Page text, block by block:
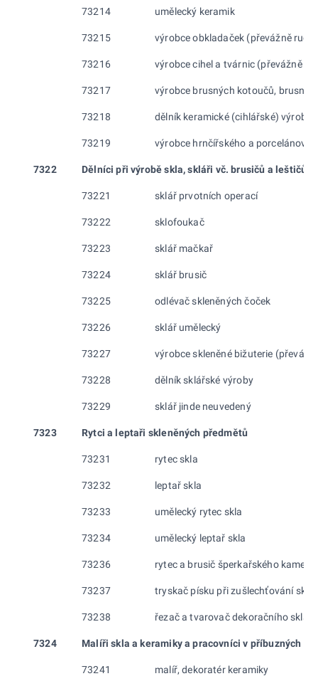
73214 umělecký keramik
73215 výrobce obkladaček (převážně
73216 výrobce cihel a tvárnic (převážně
73217 výrobce brusných kotoučů,
73218 dělník keramické (cihlářské) výroby
73219 výrobce hrnčířského a
7322 Dělníci při výrobě skla, skláři vč. brusičů a leštičů
73221 sklář prvotních operací
73222 sklofoukač
73223 sklář mačkař
73224 sklář brusič
73225 odlévač skleněných čoček
73226 sklář umělecký
73227 výrobce skleněné bižuterie
73228 dělník sklářské výroby
73229 sklář jinde neuvedený
7323 Rytci a leptaři skleněných předmětů
73231 rytec skla
73232 leptař skla
73233 umělecký rytec skla
73234 umělecký leptař skla
73236 rytec a brusič šperkařského kamene
73237 tryskač písku při zušlechťování skla
73238 řezač a tvarovač dekoračního skla
7324 Malíři skla a keramiky a pracovníci v příbuzných
73241 malíř, dekoratér keramiky